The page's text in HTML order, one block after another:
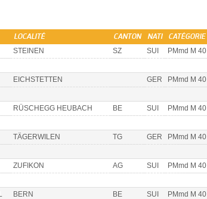
LOCALITÉ CANTON NATI CATÉGORIE
STEINEN SZ SUI PMmd M 40
EICHSTETTEN GER PMmd M 40
RÜSCHEGG HEUBACH BE SUI PMmd M 40
TÄGERWILEN TG GER PMmd M 40
ZUFIKON AG SUI PMmd M 40
BERN BE SUI PMmd M 40